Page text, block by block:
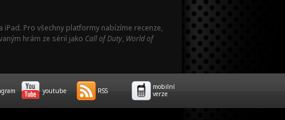
iPad. Pro všechny platformy nabízíme recenze,
hrám ze sérií jako Call of Duty, World of
youtube RSS
mobilní
verze